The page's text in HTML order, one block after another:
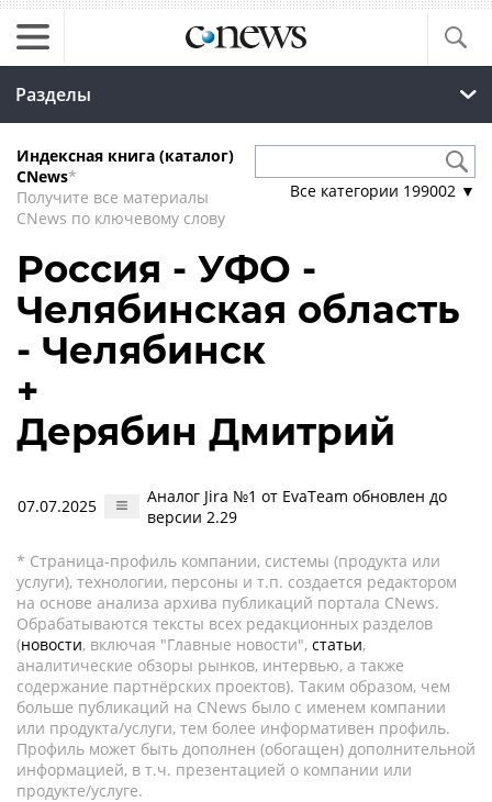
Разделы
Индексная книга (каталог)
CNews*
Получите все материалы
CNews по ключевому слову
Все категории 199002 ▼
Россия - УФО -
Челябинская область
- Челябинск
+
Дерябин Дмитрий
07.07.2025
Аналог Jira №1 от EvaTeam обновлен до
версии 2.29
* Страница-профиль компании, системы (продукта или
услуги), технологии, персоны и т.п. создается редактором
на основе анализа архива публикаций портала CNews.
Обрабатываются тексты всех редакционных разделов
(новости, включая "Главные новости", статьи,
аналитические обзоры рынков, интервью, а также
содержание партнёрских проектов). Таким образом, чем
больше публикаций на CNews было с именем компании
или продукта/услуги, тем более информативен профиль.
Профиль может быть дополнен (обогащен) дополнительной
информацией, в т.ч. презентацией о компании или
продукте/услуге.